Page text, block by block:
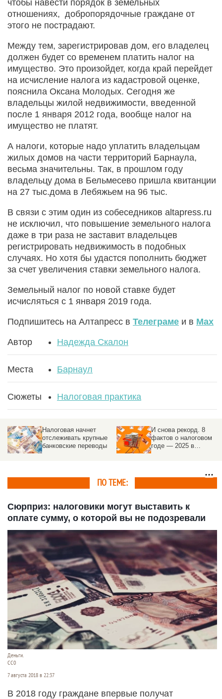
чтобы навести порядок в земельных
отношениях, добропорядочные граждане от
этого не пострадают.
Между тем, зарегистрировав дом, его владелец
должен будет со временем платить налог на
имущество. Это произойдет, когда край перейдет
на исчисление налога из кадастровой оценке,
пояснила Оксана Молодых. Сегодня же
владельцы жилой недвижимости, введенной
после 1 января 2012 года, вообще налог на
имущество не платят.
А налоги, которые надо уплатить владельцам
жилых домов на части территорий Барнаула,
весьма значительны. Так, в прошлом году
владельцу дома в Бельмесево пришла квитанции
на 27 тыс.дома в Лебяжьем на 96 тыс.
В связи с этим один из собеседников altapress.ru
не исключил, что повышение земельного налога
даже в три раза не заставит владельцев
регистрировать недвижимость в подобных
случаях. Но хотя бы удастся пополнить бюджет
за счет увеличения ставки земельного налога.
Земельный налог по новой ставке будет
исчисляться с 1 января 2019 года.
Подпишитесь на Алтапресс в Телеграме и в Max
Автор Надежда Скалон
Места Барнаул
Сюжеты Налоговая практика
Налоговая начнет
отслеживать крупные
банковские переводы
И снова рекорд. 8
фактов о налоговом
годе — 2025 в
ПО ТЕМЕ:
Сюрприз: налоговики могут выставить к
оплате сумму, о которой вы не подозревали
Деньги.
СС0
7 августа 2018 в 22:37
В 2018 году граждане впервые получат